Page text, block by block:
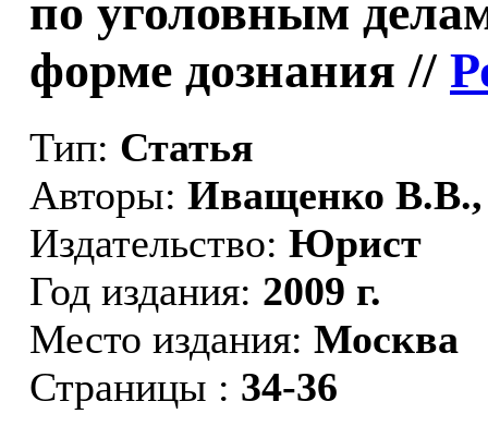
по уголовным
форме дознания //
Тип: Статья
Авторы: Иващенко
Издательство: Юрист
Год издания: 2009 г.
Место издания: Москва
Страницы : 34-36